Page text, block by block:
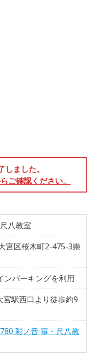
ました。
ご確認ください。
八教室
宮区桜木町2-475-3崇
ンパーキングを利用
宮駅西口より徒歩約9
彩ノ音 箏・尺八教